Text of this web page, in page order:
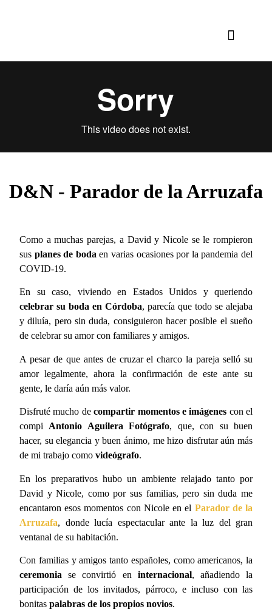
D&N - Parador de la Arruzafa
Como a muchas parejas, a David y Nicole se le rompieron
sus planes de boda en varias ocasiones por la pandemia del
COVID-19.
En su caso, viviendo en Estados Unidos y queriendo
celebrar su boda en Córdoba, parecía que todo se alejaba
y diluía, pero sin duda, consiguieron hacer posible el sueño
de celebrar su amor con familiares y amigos.
A pesar de que antes de cruzar el charco la pareja selló su
amor legalmente, ahora la confirmación de este ante su
gente, le daría aún más valor.
Disfruté mucho decompartir momentos e imágenes con el
compi Antonio Aguilera Fotógrafo, que, con su buen
hacer, su elegancia y buen ánimo, me hizo disfrutar aún más
de mi trabajo como videógrafo.
En los preparativos hubo un ambiente relajado tanto por
David y Nicole, como por sus familias, pero sin duda me
encantaron esos momentos con Nicole en el Parador de la
Arruzafa, donde lucía espectacular ante la luz del gran
ventanal de su habitación.
Con familias y amigos tanto españoles, como americanos, la
ceremoniase convirtió en internacional, añadiendo la
participación de los invitados, párroco, e incluso con las
bonitas palabras de los propios novios.